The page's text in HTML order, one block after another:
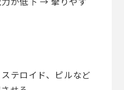
テロイド、ピルなど